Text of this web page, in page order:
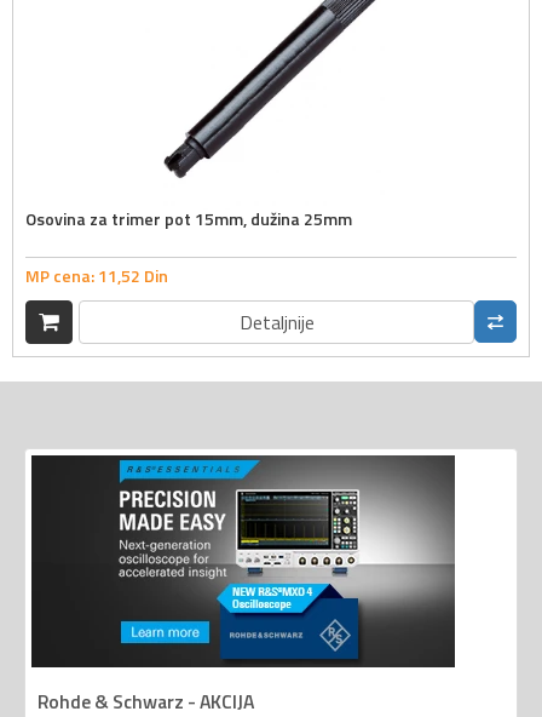
Osovina za trimer pot 15mm, dužina 25mm
MP cena:11,52 Din
Detaljnije
Rohde & Schwarz - AKCIJA